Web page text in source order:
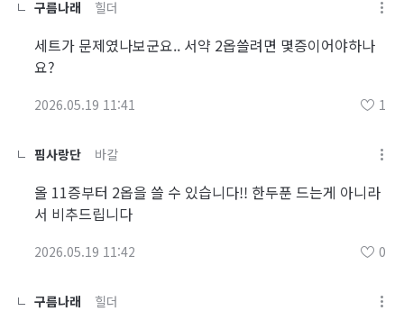
구름나래 힐더
세트가 문제였나보군요.. 서약 2옵쓸려면 몇증이어야하나
요?
2026.05.19 11:41 1
핌사랑단 바칼
올 11증부터 2옵을 쓸 수 있습니다!! 한두푼 드는게 아니라
서 비추드립니다
2026.05.19 11:42 0
구름나래 힐더